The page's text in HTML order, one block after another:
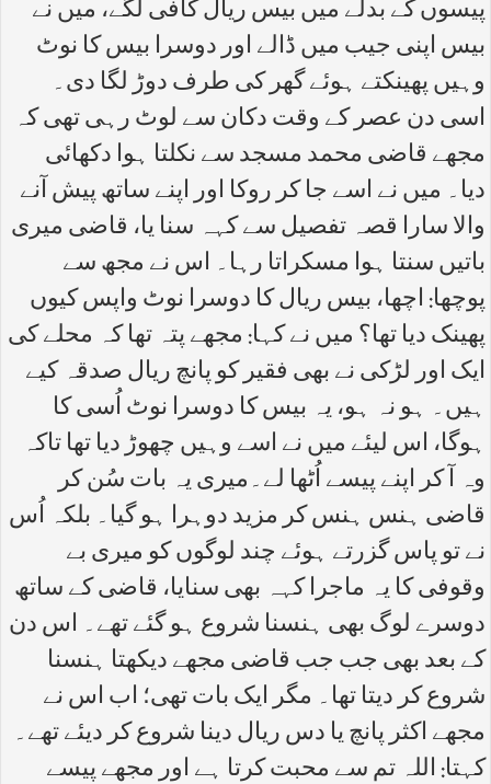
پیسوں کے بدلے میں بیس ریال کافی لگے، میں نے
بیس اپنی جیب میں ڈالے اور دوسرا بیس کا نوٹ
وہیں پھینکتے ہوئے گھر کی طرف دوڑ لگا دی۔
اسی دن عصر کے وقت دکان سے لوٹ رہی تھی کہ
مجھے قاضی محمد مسجد سے نکلتا ہوا دکھائی
دیا۔ میں نے اسے جا کر روکا اور اپنے ساتھ پیش آنے
والا سارا قصہ تفصیل سے کہہ سنا یا، قاضی میری
باتیں سنتا ہوا مسکراتا رہا۔ اس نے مجھ سے
پوچھا: اچھا، بیس ریال کا دوسرا نوٹ واپس کیوں
پھینک دیا تھا؟ میں نے کہا: مجھے پتہ تھا کہ محلے کی
ایک اور لڑکی نے بھی فقیر کو پانچ ریال صدقہ کیے
ہیں۔ ہو نہ ہو، یہ بیس کا دوسرا نوٹ اُسی کا
ہوگا، اس لیئے میں نے اسے وہیں چھوڑ دیا تھا تاکہ
وہ آ کر اپنے پیسے اُٹھا لے۔میری یہ بات سُن کر
قاضی ہنس ہنس کر مزید دوہرا ہو گیا۔ بلکہ اُس
نے تو پاس گزرتے ہوئے چند لوگوں کو میری بے
وقوفی کا یہ ماجرا کہہ بھی سنایا، قاضی کے ساتھ
دوسرے لوگ بھی ہنسنا شروع ہو گئے تھے۔ اس دن
کے بعد بھی جب جب قاضی مجھے دیکھتا ہنسنا
شروع کر دیتا تھا۔ مگر ایک بات تھی؛ اب اس نے
مجھے اکثر پانچ یا دس ریال دینا شروع کر دیئے تھے۔
کہتا: اللہ تم سے محبت کرتا ہے اور مجھے پیسے